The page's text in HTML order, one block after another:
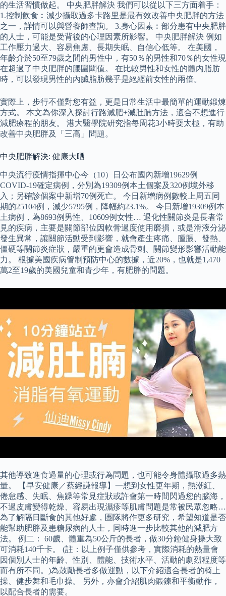
的生活習慣做起。 中央肥胖解決 我們可以從以下三方面着手：
1.控制飲食︰減少攝取過多卡路里是最有效改善中央肥胖的方法
之一，詳情可以與營養師查詢。 3.身心因素︰部分患有中央肥胖
的人士，可能是受背後的心理因素所影響。 中央肥胖解決 例如
工作壓力過大、容易焦慮、長期失眠、自信心低等。 在美國，
年齡介於50至79歲之間的男性中，有50％的男性和70％的女性現
在超過了中央肥胖的腰圍閾值。 在比較男性和女性的體內脂肪
時，可以發現男性的內臟脂肪幾乎是絕經前女性的兩倍。
實際上，步行不僅對您有益，更是日常生活中最簡單的運動鍛煉
方式。 本文為你深入探討行路減肥+減肚腩方法，適合不想進行
減肥療程的朋友。 港大醫學院研究指每周花3小時耍太極，有助
改善中央肥胖及「三高」問題。
中央肥胖解決: 健康大晒
中央流行疫情指揮中心今（10）日公布國內新增19629例
COVID-19確定病例，分別為19309例本土個案及320例境外移
入；另確診個案中新增70例死亡。 今日新增病例數較上周五同
期的25104例，減少5795例，降幅約23.1%。 今日新增19309例本
土病例，為8693例男性、10609例女性… 退化性關節炎是長者常
見的疾病，主要是關節部位因軟骨過度使用磨損，或是滑液分泌
發生異常，讓關節活動受到影響，就會產生疼痛、腫脹、發熱、
僵硬等關節炎症狀，嚴重的更會造成骨刺、關節變形影響活動能
力。 根據美國疾病管制預防中心的數據，近20%，也就是1,470
萬2至19歲的美國兒童和青少年，有肥胖的問題。
其他導致進食過量的心理或行為問題，也可能令身體攝取過多熱
量。 【早安健康／蔡經謙報導】一想到女性更年期，熱潮紅、
倦怠感、失眠、焦躁等常見症狀或許會第一時間閃過您的腦海，
不過皮膚變得乾燥、容易出現濕疹等肌膚問題是常被民眾忽略…
為了解隔日斷食的其他好處，團隊將作更多研究，希望知道是否
能幫助肥胖及患糖尿病的人士，同時進一步比較其他的減肥方
法。 例二： 60歲、體重為50公斤的長者，做30分鐘健身操大致
可消耗140千卡。 (註：以上例子僅供參考，實際消耗的熱量會
因個別人士的年齡、性別、體能、技術水平、活動的劇烈程度等
而有所不同。)為鼓勵長者多做運動，以下介紹適合長者的椅上
操、健步舞和毛巾操。 另外，亦會介紹肌肉鍛鍊和平衡動作，
以配合長者的需要。